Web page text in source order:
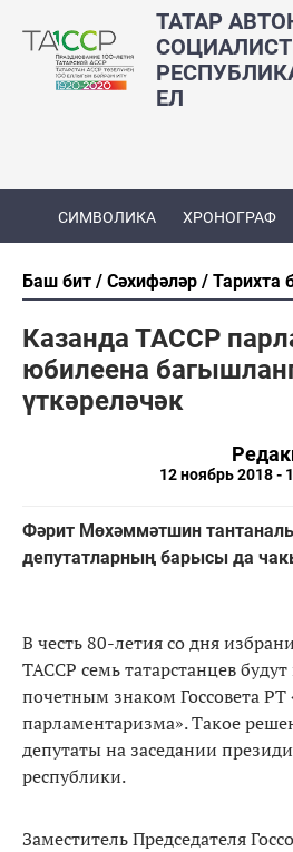
ТАТАР
ЕЛ
СИМВОЛИКА ХРОНОГРАФ
Баш бит Сәхифәләр Тарихта
Казанда ТАССР
юбилеена
үткәреләчәк
12 ноябрь 2018 -
Фәрит Мөхәммәтшин
депутатларның барысы да
В честь 80-летия со дня
ТАССР семь татарстанцев
почетным знаком Госсовета РТ
парламентаризма». Такое
депутаты на заседании
республики.
Заместитель Председателя